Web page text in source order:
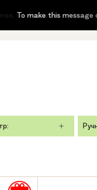
make this message